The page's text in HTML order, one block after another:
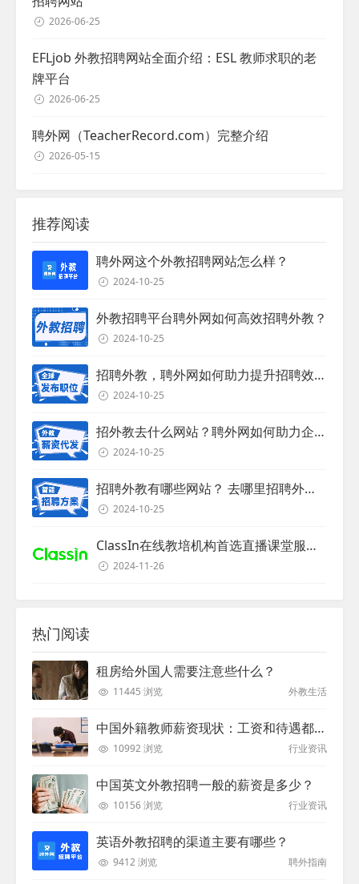
2026-06-25
EFLjob 外教招聘网站全面介绍：ESL 教师求职的老
牌平台
2026-06-25
聘外网（TeacherRecord.com）完整介绍
2026-05-15
推荐阅读
聘外网这个外教招聘网站怎么样？
2024-10-25
外教招聘平台聘外网如何高效招聘外教？
2024-10-25
招聘外教，聘外网如何助力提升招聘效率？
2024-10-25
招外教去什么网站？聘外网如何助力企业外教招聘
2024-10-25
招聘外教有哪些网站？ 去哪里招聘外教？
2024-10-25
ClassIn在线教培机构首选直播课堂服务商
2024-11-26
热门阅读
租房给外国人需要注意些什么？
11445 浏览 外教生活
中国外籍教师薪资现状：工资和待遇都非常高
10992 浏览 行业资讯
中国英文外教招聘一般的薪资是多少？
10156 浏览 行业资讯
英语外教招聘的渠道主要有哪些？
9412 浏览 聘外指南